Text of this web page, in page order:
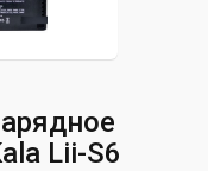
Lii-S6